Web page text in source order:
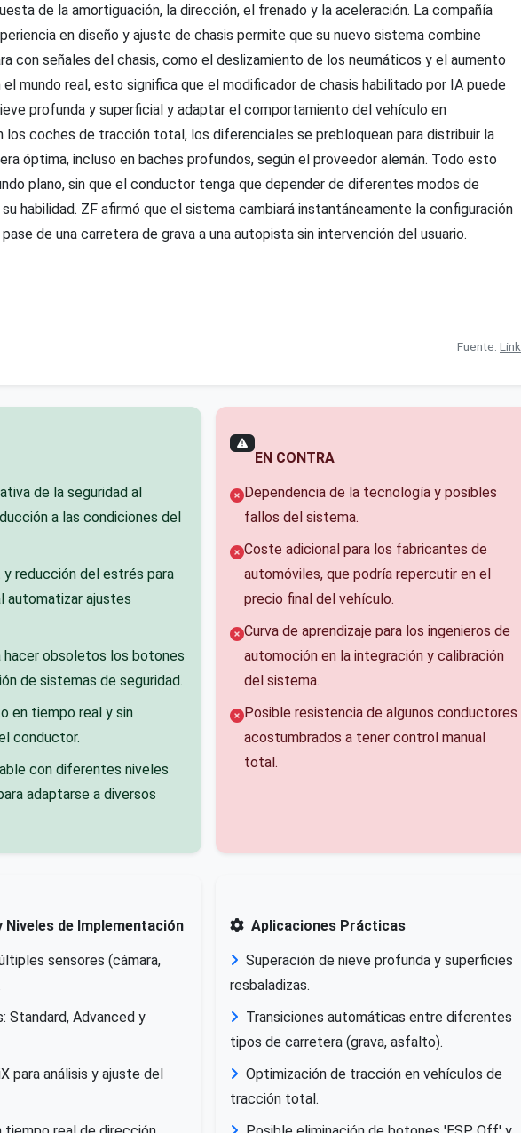
de la amortiguación, la dirección, el frenado y la aceleración. La compañía
en diseño y ajuste de chasis permite que su nuevo sistema combine
con señales del chasis, como el deslizamiento de los neumáticos y el aumento
el mundo real, esto significa que el modificador de chasis habilitado por IA puede
profunda y superficial y adaptar el comportamiento del vehículo en
los coches de tracción total, los diferenciales se prebloquean para distribuir la
óptima, incluso en baches profundos, según el proveedor alemán. Todo esto
plano, sin que el conductor tenga que depender de diferentes modos de
habilidad. ZF afirmó que el sistema cambiará instantáneamente la configuración
de una carretera de grava a una autopista sin intervención del usuario.
Fuente: Link
de la seguridad al
a las condiciones del
reducción del estrés para
automatizar ajustes
hacer obsoletos los botones
de sistemas de seguridad.
en tiempo real y sin
conductor.
con diferentes niveles
adaptarse a diversos
EN CONTRA
Dependencia de la tecnología y posibles
fallos del sistema.
Coste adicional para los fabricantes de
automóviles, que podría repercutir en el
precio final del vehículo.
Curva de aprendizaje para los ingenieros de
automoción en la integración y calibración
del sistema.
Posible resistencia de algunos conductores
acostumbrados a tener control manual
total.
Niveles de Implementación
sensores (cámara,
Standard, Advanced y
para análisis y ajuste del
Aplicaciones Prácticas
Superación de nieve profunda y superficies
resbaladizas.
Transiciones automáticas entre diferentes
tipos de carretera (grava, asfalto).
Optimización de tracción en vehículos de
tracción total.